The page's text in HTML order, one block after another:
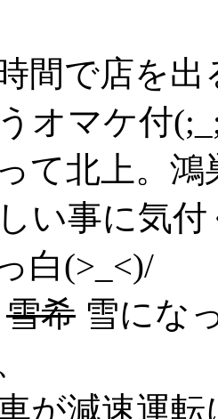
間で店を
オマケ付
て北上。
い事に気付
(>_<)/
雪希 雪にな
が減速運